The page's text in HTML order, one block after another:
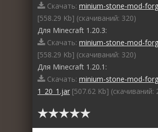
Скачать: minium-stone-mod-
[558.29 Kb] (cкачиваний: 320)
Для Minecraft 1.20.3:
Скачать: minium-stone-mod-
[558.29 Kb] (cкачиваний: 320)
Для Minecraft 1.20.1:
Скачать: minium-stone-mod-
1_20_1.jar [507.62 Kb] (cкачиваний: